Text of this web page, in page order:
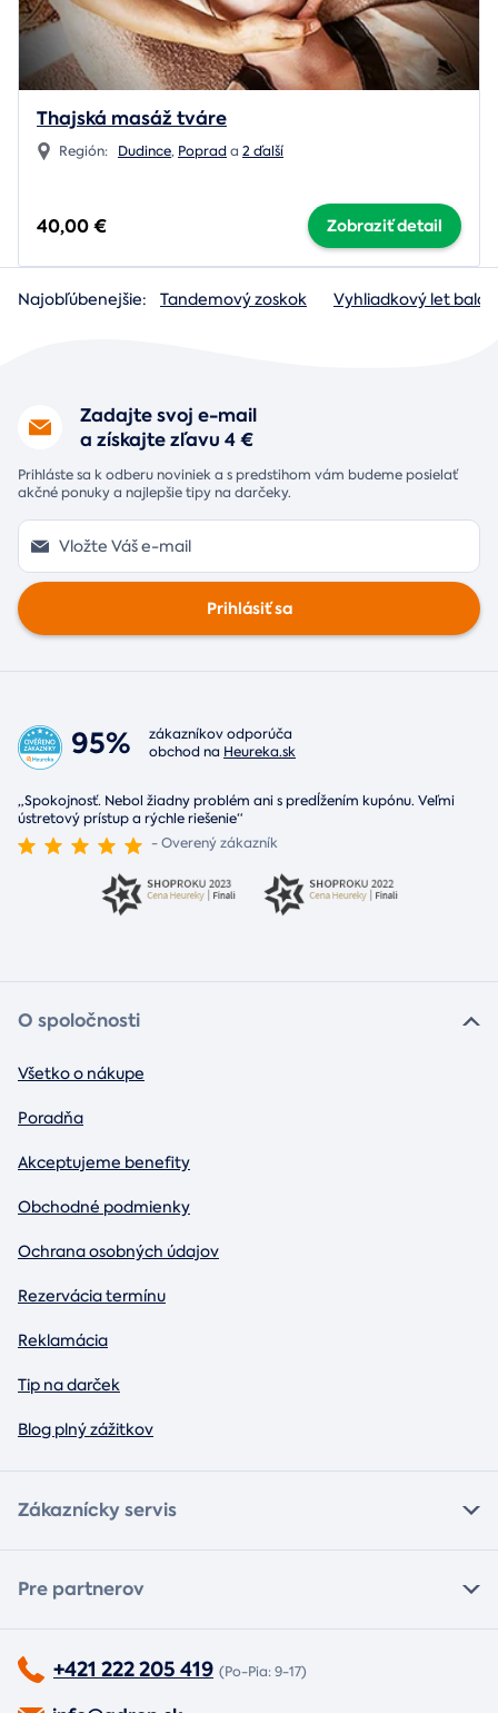
Thajská masáž tváre
Región: Dudince, Poprada 2 ďalší
40,00 € Zobraziť detail
Najobľúbenejšie: Tandemový zoskok Vyhliadkový let
Zadajte svoj e-mail
a získajte zľavu 4 €
Prihláste sa k odberu noviniek a s predstihom vám budeme posielať
akčné ponuky a najlepšie tipy na darčeky.
Prihlásiť sa
95%
zákazníkov odporúča
obchod na Heureka.sk
„Spokojnosť. Nebol žiadny problém ani s predĺžením kupónu. Veľmi
ústretový prístup a rýchle riešenie“
- Overený zákazník
O spoločnosti
Všetko o nákupe
Poradňa
Akceptujeme benefity
Obchodné podmienky
Ochrana osobných údajov
Rezervácia termínu
Reklamácia
Tip na darček
Blog plný zážitkov
Zákaznícky servis
Pre partnerov
+421 222 205 419 (Po-Pia: 9-17)